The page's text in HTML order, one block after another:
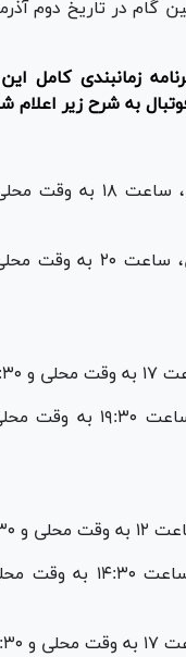
گام در تاریخ دوم
زمانبندی کامل
به شرح زیر اعلام
تهران
تهران
تهران